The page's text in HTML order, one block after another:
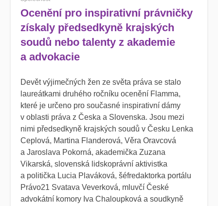
Ocenění pro inspirativní právničky
získaly předsedkyně krajských
soudů nebo talenty z akademie
a advokacie
Devět výjimečných žen ze světa práva se stalo
laureátkami druhého ročníku ocenění Flamma,
které je určeno pro současné inspirativní dámy
v oblasti práva z Česka a Slovenska. Jsou mezi
nimi předsedkyně krajských soudů v Česku Lenka
Ceplová, Martina Flanderová, Věra Oravcová
a Jaroslava Pokorná, akademička Zuzana
Vikarská, slovenská lidskoprávní aktivistka
a politička Lucia Plaváková, šéfredaktorka portálu
Právo21 Svatava Veverková, mluvčí České
advokátní komory Iva Chaloupková a soudkyně